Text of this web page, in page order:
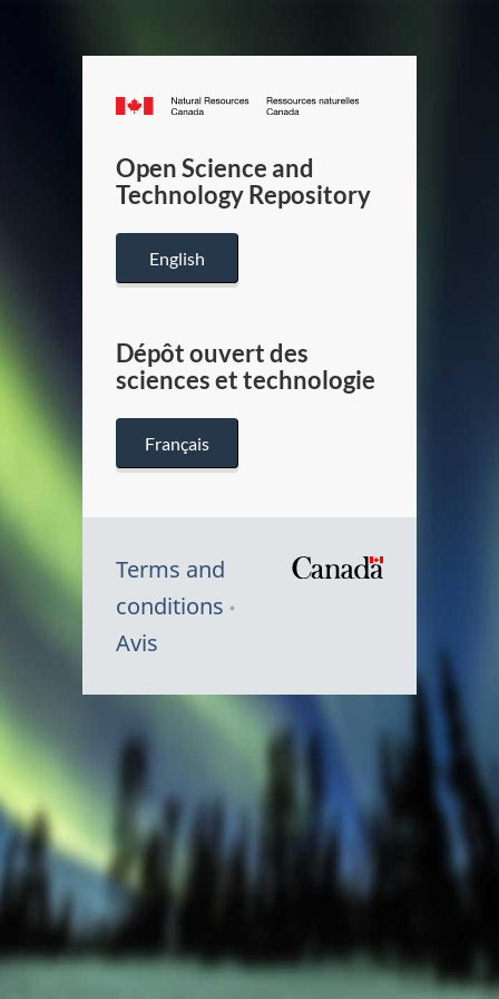
Canada.ca
/
Canada
Open Science and
Technology Repository
English
Dépôt ouvert des
sciences et technologie
Français
Terms and
conditions
Avis
Canada